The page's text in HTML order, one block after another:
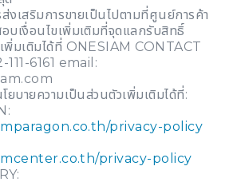
ส่งเสริมการขายเป็นไปตามที่ศูนย์การค้า
บเงื่อนไขเพิ่มเติมที่จุดแลกรับสิทธิ์
พิ่มเติมได้ที่ ONESIAM CONTACT
6161 email:
ยบายความเป็นส่วนตัวเพิ่มเติมได้ที่:
privacy-policy
privacy-policy